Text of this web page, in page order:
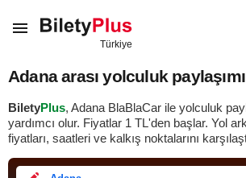
Adana arası yolculuk paylaşımı
BiletyPlus, Adana BlaBlaCar ile yolculuk
yardımcı olur. Fiyatlar 1 TL'den başlar. Yol
fiyatları, saatleri ve kalkış noktalarını